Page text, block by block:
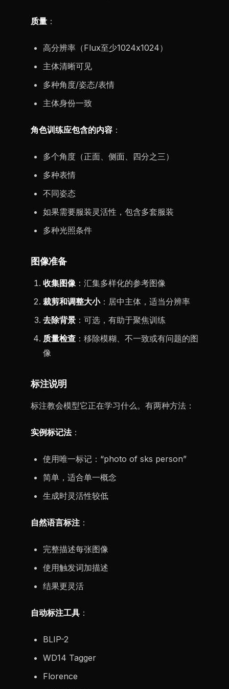
质量 ：
高分辨率（Flux至少1024x1024）
主体清晰可见
多种角度/姿态/表情
主体身份一致
角色训练应包含的内容 ：
多个角度（正面、侧面、四分之三）
多种表情
不同姿态
如果需要服装灵活性，包含多套服装
多种光照条件
图像准备
收集图像：汇集多样化的参考图像
裁剪和调整大小：居中主体，适当分辨率
去除背景 ：可选，有助于聚焦训练
质量检查 ：移除模糊、不一致或有问题的图
像
标注说明
标注教会模型它正在学习什么。有两种方法：
实例标记法：
使用唯一标记：“photo of sks person”
简单，适合单一概念
生成时灵活性较低
自然语言标注 ：
完整描述每张图像
使用触发词加描述
结果更灵活
自动标注工具 ：
BLIP-2
WD14 Tagger
Florence